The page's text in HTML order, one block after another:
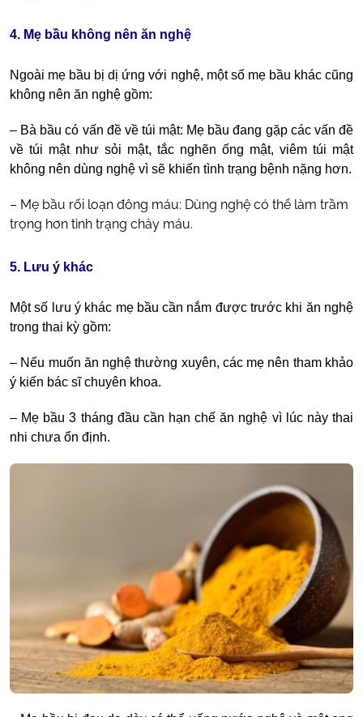
4. Mẹ bầu không nên ăn nghệ
Ngoài mẹ bầu bị dị ứng với nghệ, một số mẹ bầu khác cũng
không nên ăn nghệ gồm:
– Bà bầu có vấn đề về túi mật: Mẹ bầu đang gặp các vấn đề
về túi mật như sỏi mật, tắc nghẽn ống mật, viêm túi mật
không nên dùng nghệ vì sẽ khiến tình trạng bệnh nặng hơn.
– Mẹ bầu rối loạn đông máu: Dùng nghệ có thể làm trầm
trọng hơn tình trạng chảy máu.
5. Lưu ý khác
Một số lưu ý khác mẹ bầu cần nắm được trước khi ăn nghệ
trong thai kỳ gồm:
– Nếu muốn ăn nghệ thường xuyên, các mẹ nên tham khảo
ý kiến bác sĩ chuyên khoa.
– Mẹ bầu 3 tháng đầu cần hạn chế ăn nghệ vì lúc này thai
nhi chưa ổn định.